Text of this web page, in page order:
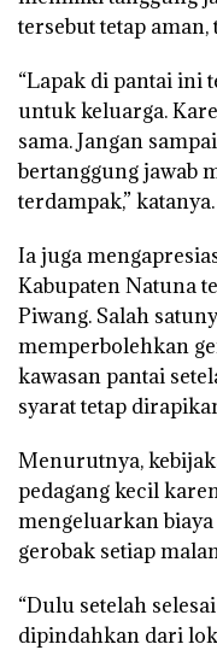
tersebut tetap
“Lapak di pantai ini
untuk keluarga.
sama. Jangan
bertanggung jawab
terdampak,” katanya.
Ia juga
Kabupaten Natuna
Piwang. Salah
memperbolehkan
kawasan pantai
syarat tetap
Menurutnya,
pedagang kecil
mengeluarkan
gerobak setiap
“Dulu setelah
dipindahkan dari